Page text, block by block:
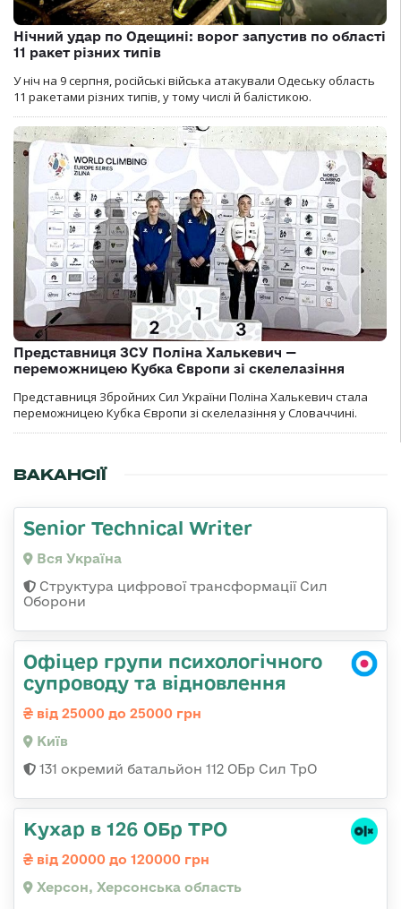
Нічний удар по Одещині: ворог запустив по області
11 ракет різних типів
У ніч на 9 серпня, російські війська атакували Одеську область
11 ракетами різних типів, у тому числі й балістикою.
Представниця ЗСУ Поліна Халькевич —
переможницею Кубка Європи зі скелелазіння
Представниця Збройних Сил України Поліна Халькевич стала
переможницею Кубка Європи зі скелелазіння у Словаччині.
ВАКАНСІЇ
Senior Technical Writer
Вся Україна
Структура цифрової трансформації Сил
Оборони
Офіцер групи психологічного
супроводу та відновлення
від 25000 до 25000 грн
Київ
131 окремий батальйон 112 ОБр Сил ТрО
Кухар в 126 ОБр ТРО
від 20000 до 120000 грн
Херсон, Херсонська область